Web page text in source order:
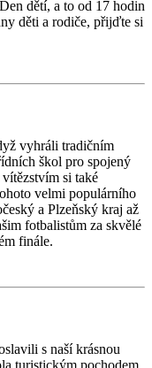
dětí, a to od 17 hodin
děti a rodiče, přijďte si
vyhráli tradičním
škol pro spojený
si také
velmi populárního
a Plzeňský kraj až
fotbalistům za skvělé
finále.
s naší krásnou